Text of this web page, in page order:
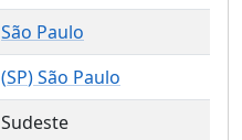
São Paulo
(SP) São Paulo
Sudeste